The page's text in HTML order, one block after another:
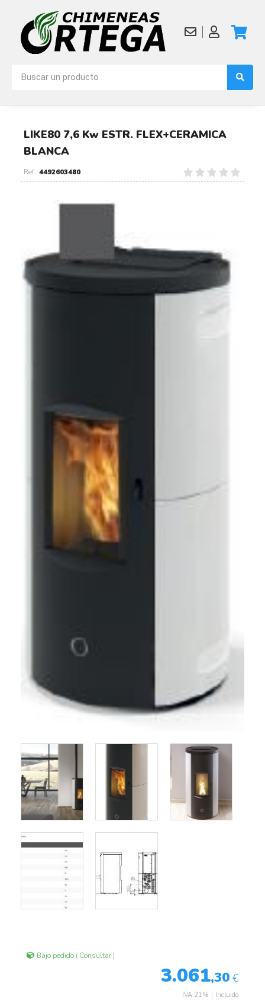
LIKE80 7,6 Kw ESTR. FLEX+CERAMICA
BLANCA
4492603480
Bajo pedido ( Consultar )
3.061,30 €
IVA 21% Incluido